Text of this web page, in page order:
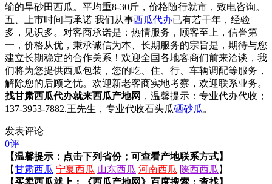
输的旱砂田西瓜。平均重8-30斤，价格随行就市，致电咨询。
五、上市时间与承诺 我们从事西瓜代办已有若干年，经验
多，见识多。对客商承诺是：热情服务，顾客至上，信誉第
一，价格从优，秉承诚信为本、长期服务的宗旨是，期待与您
建立长期稳定的合作关系！欢迎全国各地客商们前来洽谈，我
们将为您提供西瓜包装，您的吃、住、行、车辆调配等服务，
解除您的后顾之忧。欢迎新老客商实地考察，欢迎联系业务。
找甘肃西瓜代办就来西瓜产地网 ，温馨提示：专业代办代收；
137-3953-7882.王先生，专业代收石头瓜硒砂瓜 。
发表评论
0评
【温馨提示：点击下列省份；可查看产地联系方式】
【甘肃西瓜 宁夏西瓜 山东西瓜 河南西瓜 陕西西瓜 】
【买卖西瓜就上；《西瓜产地网》百度搜索；查找】